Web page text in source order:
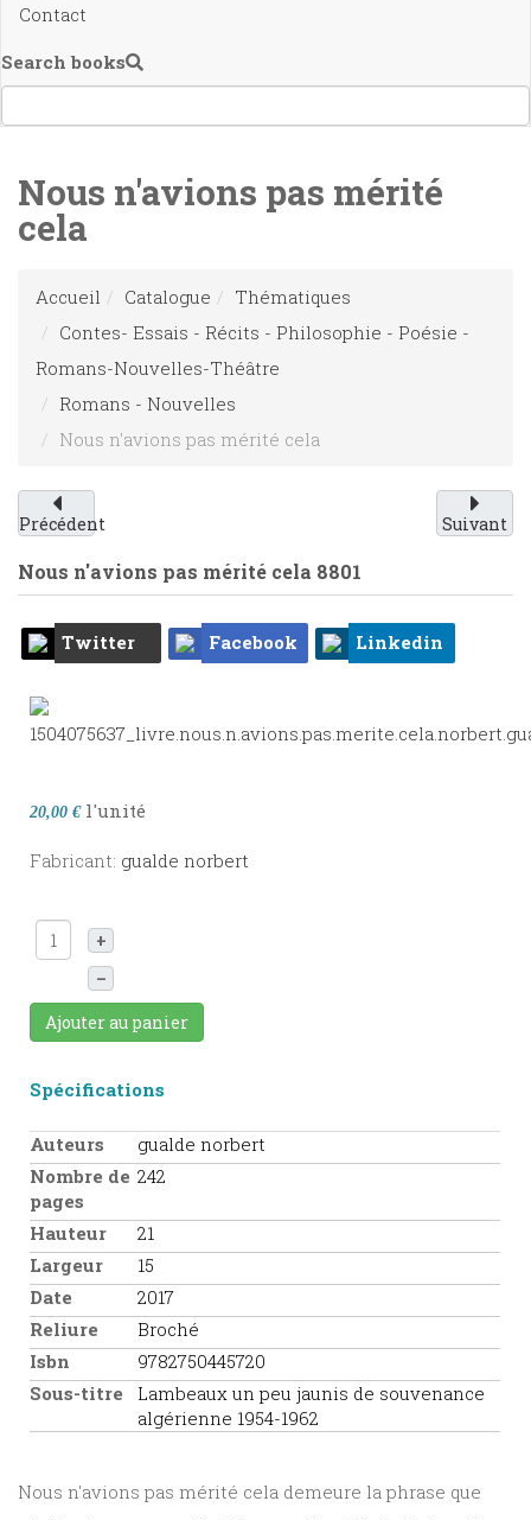
Contact
Search books
Nous n'avions pas mérité
cela
Accueil Catalogue
Thématiques
Contes- Essais - Récits - Philosophie - Poésie -
Romans-Nouvelles-Théâtre
Romans - Nouvelles
Nous n'avions pas mérité cela
Précédent Suivant
Nous n'avions pas mérité cela 8801
Twitter Facebook Linkedin
20,00 € l'unité
Fabricant: gualde norbert
+
–
Ajouter au panier
Spécifications
Auteurs
gualde norbert
Nombre de
pages
242
Hauteur
21
Largeur
15
Date
2017
Reliure
Broché
Isbn
9782750445720
Sous-titre
Lambeaux un peu jaunis de souvenance
algérienne 1954-1962
Nous n'avions pas mérité cela demeure la phrase que